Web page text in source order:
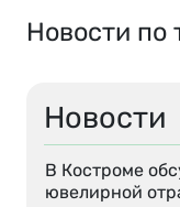
Новости
В Костроме
ювелирной
Новости по